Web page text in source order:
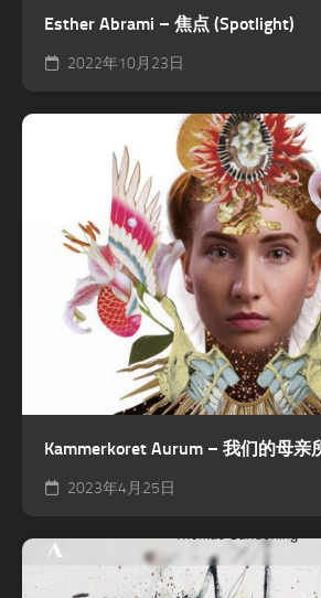
Esther Abrami – 焦点 (Spotlight)
2022年10月23日
Kammerkoret Aurum – 我们的母亲
2023年4月25日